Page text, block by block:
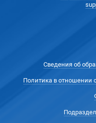
Сведения об
Политика в отношении